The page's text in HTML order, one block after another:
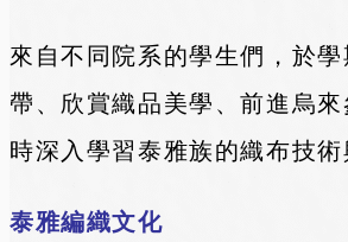
來自不同院系的學生們，於
帶、欣賞織品美學、前進烏
時深入學習泰雅族的織布技術
泰雅編織文化